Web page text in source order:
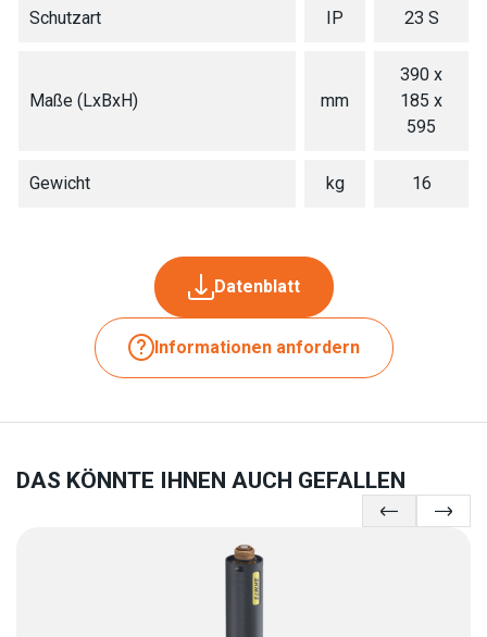
Schutzart IP 23 S
Maße (LxBxH) mm
390 x
185 x
595
Gewicht kg 16
Datenblatt
Informationen anfordern
DAS KÖNNTE IHNEN AUCH GEFALLEN